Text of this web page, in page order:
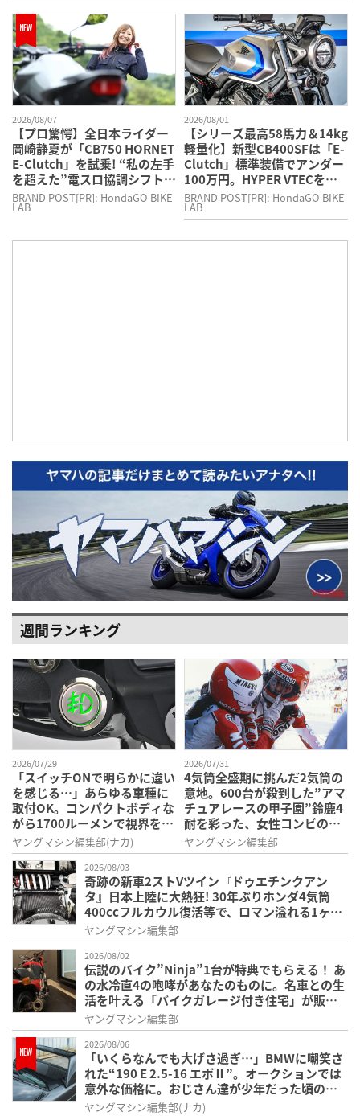
2026/08/07
【プロ驚愕】全日本ライダー
岡崎静夏が「CB750 HORNET
E-Clutch」を試乗! “私の左手
を超えた”電スロ協調シフトダ
ウンの衝撃
BRAND POST[PR]: HondaGO BIKE
LAB
2026/08/01
【シリーズ最高58馬力＆14kg
軽量化】新型CB400SFは「E-
Clutch」標準装備でアンダー
100万円。HYPER VTECを超
える直4エンジンの進化とは
BRAND POST[PR]: HondaGO BIKE
LAB
週間ランキング
2026/07/29
「スイッチONで明らかに違い
を感じる…」あらゆる車種に
取付OK。コンパクトボディな
がら1700ルーメンで視界を確
保する［デイトナ・LEDフォ
グランプユニット プレシャス
レイ スモール］
ヤングマシン編集部(ナカ)
2026/07/31
4気筒全盛期に挑んだ2気筒の
意地。600台が殺到した”アマ
チュアレースの甲子園”鈴鹿4
耐を彩った、女性コンビの
「スズキGSX400E」が特別展
示開始
ヤングマシン編集部
2026/08/03
奇跡の新車2ストVツイン『ドゥエチンクアン
タ』日本上陸に大熱狂! 30年ぶりホンダ4気筒
400ccフルカウル復活等で、ロマン溢れる1ヶ月
に【7月ホットなバイクニュース振り返り】
ヤングマシン編集部
2026/08/02
伝説のバイク”Ninja”1台が特典でもらえる！ あ
の水冷直4の咆哮があなたのものに。名車との生
活を叶える「バイクガレージ付き住宅」が販売
開始【NAPS HOME上大岡】
ヤングマシン編集部
2026/08/06
「いくらなんでも大げさ過ぎ…」BMWに嘲笑さ
れた“190 E 2.5-16 エボⅡ”。オークションでは
意外な価格に。おじさん達が少年だった頃の憧
れのクルマを深堀り
ヤングマシン編集部(ナカ)